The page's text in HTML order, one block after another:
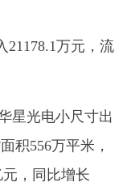
21178.1万元，流
星光电小尺寸出
积556万平米，
元，同比增长